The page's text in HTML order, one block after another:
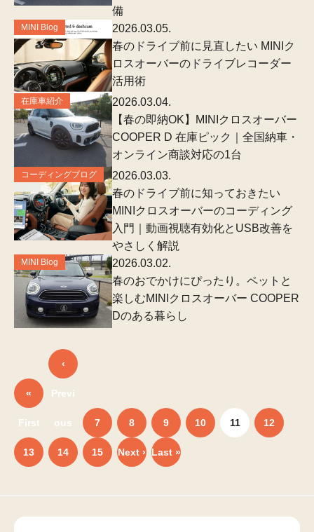
備
MINI Blog
2026.03.05.
春のドライブ前に見直したい MINIク
ロスオーバーのドライブレコーダー
活用術
在庫車紹介
2026.03.04.
【春の即納OK】MINIクロスオーバー
COOPER D 在庫ピック｜全国納車・
オンライン商談対応の1台
コーディングブログ
2026.03.03.
春のドライブ前に知っておきたい
MINIクロスオーバーのコーディング
入門｜動画視聴有効化とUSB改善を
やさしく解説
MINI Blog
2026.03.02.
春のおでかけにぴったり。ペットと
楽しむMINIクロスオーバー COOPER
Dのある暮らし
«
First
‹
Previ
ous 7 8 9 10 11 12
13 14 15 Next › Last »